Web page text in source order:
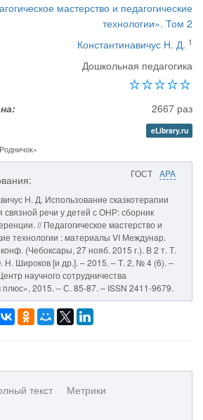
мастерство и педагогические
технологии». Том 2
Константинавичус Н. Д. 1
Дошкольная педагогика
2667 раз
eLibrary.ru
ГОСТ APA
Н. Д. Использование сказкотерапии
связной речи у детей с ОНР: сборник
// Педагогическое мастерство и
технологии : материалы VI Междунар.
(Чебоксары, 27 нояб. 2015 г.). В 2 т. Т.
Н. Широков [и др.]. – 2015. – Т. 2, № 4 (6). –
научного сотрудничества
плюс», 2015. – С. 85-87. – ISSN 2411-9679.
текст Метрики